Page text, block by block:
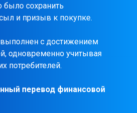
было сохранить
и призыв к покупке.
с достижением
одновременно учитывая
потребителей.
перевод финансовой